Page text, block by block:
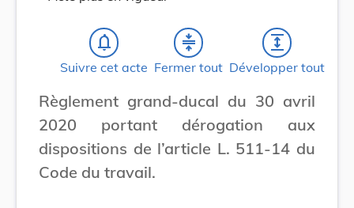
notifications_none
Suivre cet acte
compress
Fermer tout
expand
Développer tout
Règlement grand-ducal du 30 avril
2020 portant dérogation aux
dispositions de l’article L. 511-14 du
Code du travail.